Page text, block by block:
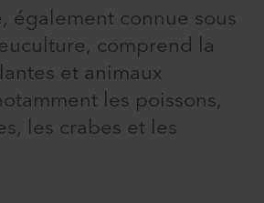
également connue sous
comprend la
et animaux
les poissons,
les crabes et les